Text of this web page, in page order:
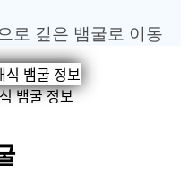
로 깊은 뱀굴로 이동
뱀굴 정보